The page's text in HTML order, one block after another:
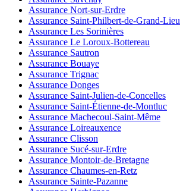
Assurance Nort-sur-Erdre
Assurance Saint-Philbert-de-Grand-Lieu
Assurance Les Sorinières
Assurance Le Loroux-Bottereau
Assurance Sautron
Assurance Bouaye
Assurance Trignac
Assurance Donges
Assurance Saint-Julien-de-Concelles
Assurance Saint-Étienne-de-Montluc
Assurance Machecoul-Saint-Même
Assurance Loireauxence
Assurance Clisson
Assurance Sucé-sur-Erdre
Assurance Montoir-de-Bretagne
Assurance Chaumes-en-Retz
Assurance Sainte-Pazanne